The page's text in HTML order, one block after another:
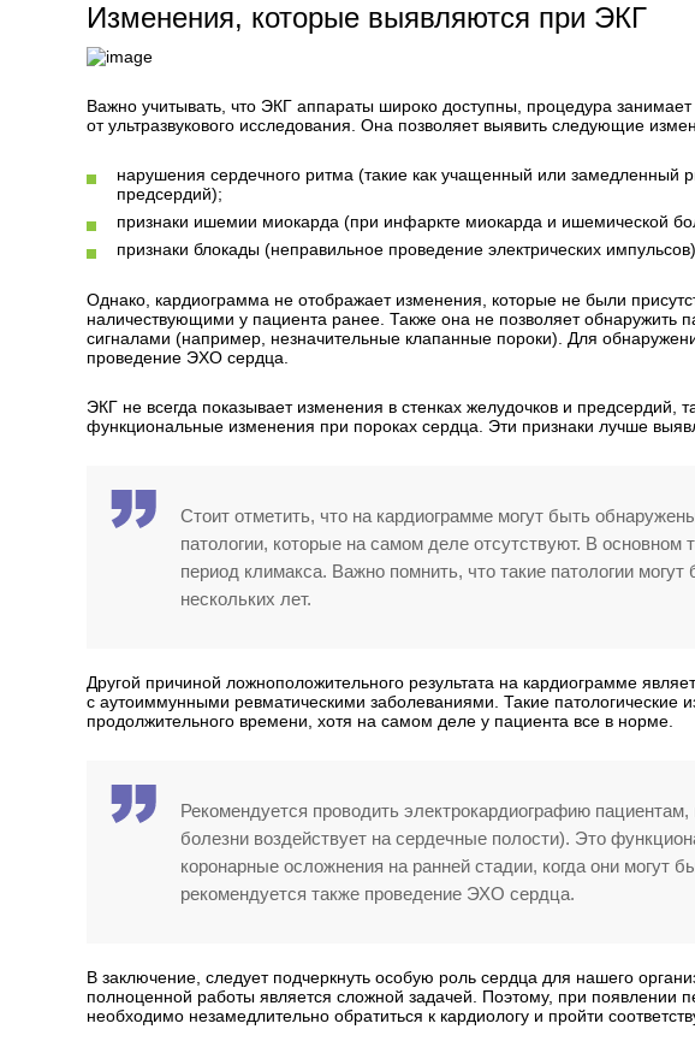
Изменения, которые выявляются при ЭКГ
Важно учитывать, что ЭКГ аппараты широко доступны, процедура занимает
от ультразвукового исследования. Она позволяет выявить следующие
нарушения сердечного ритма (такие как учащенный или
предсердий);
признаки ишемии миокарда (при инфаркте миокарда и ишемической
признаки блокады (неправильное проведение электрических импульсов).
Однако, кардиограмма не отображает изменения, которые не были
наличествующими у пациента ранее. Также она не позволяет обнаружить
сигналами (например, незначительные клапанные пороки). Для
проведение ЭХО сердца.
ЭКГ не всегда показывает изменения в стенках желудочков и предсердий,
функциональные изменения при пороках сердца. Эти признаки лучше
Стоит отметить, что на кардиограмме могут быть
патологии, которые на самом деле отсутствуют. В основном
период климакса. Важно помнить, что такие патологии
нескольких лет.
Другой причиной ложноположительного результата на кардиограмме
с аутоиммунными ревматическими заболеваниями. Такие патологические
продолжительного времени, хотя на самом деле у пациента все в норме.
Рекомендуется проводить электрокардиографию
болезни воздействует на сердечные полости). Это
коронарные осложнения на ранней стадии, когда они могут
рекомендуется также проведение ЭХО сердца.
В заключение, следует подчеркнуть особую роль сердца для нашего
полноценной работы является сложной задачей. Поэтому, при появлении
необходимо незамедлительно обратиться к кардиологу и пройти